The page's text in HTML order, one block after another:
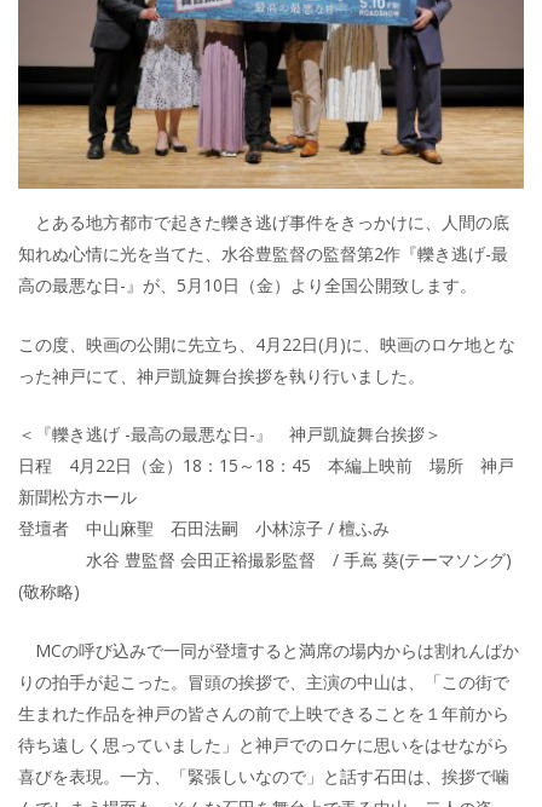
とある地方都市で起きた轢き逃げ事件をきっかけに、人間の底
知れぬ心情に光を当てた、水谷豊監督の監督第2作『轢き逃げ-最
高の最悪な日-』が、5月10日（金）より全国公開致します。
この度、映画の公開に先立ち、4月22日(月)に、映画のロケ地とな
った神戸にて、神戸凱旋舞台挨拶を執り行いました。
＜『轢き逃げ -最高の最悪な日-』 神戸凱旋舞台挨拶＞
日程 4月22日（金）18：15～18：45 本編上映前 場所 神戸
新聞松方ホール
登壇者 中山麻聖 石田法嗣 小林涼子 / 檀ふみ
水谷 豊監督 会田正裕撮影監督 / 手嶌 葵(テーマソング)
(敬称略)
MCの呼び込みで一同が登壇すると満席の場内からは割れんばか
りの拍手が起こった。冒頭の挨拶で、主演の中山は、「この街で
生まれた作品を神戸の皆さんの前で上映できることを１年前から
待ち遠しく思っていました」と神戸でのロケに思いをはせながら
喜びを表現。一方、「緊張しいなので」と話す石田は、挨拶で噛